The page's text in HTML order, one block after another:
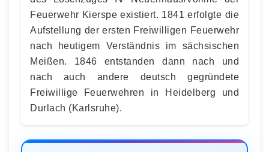
Feuerwehr Kierspe existiert. 1841 erfolgte die
Aufstellung der ersten Freiwilligen Feuerwehr
nach heutigem Verständnis im sächsischen
Meißen. 1846 entstanden dann nach und
nach auch andere deutsch gegründete
Freiwillige Feuerwehren in Heidelberg und
Durlach (Karlsruhe).